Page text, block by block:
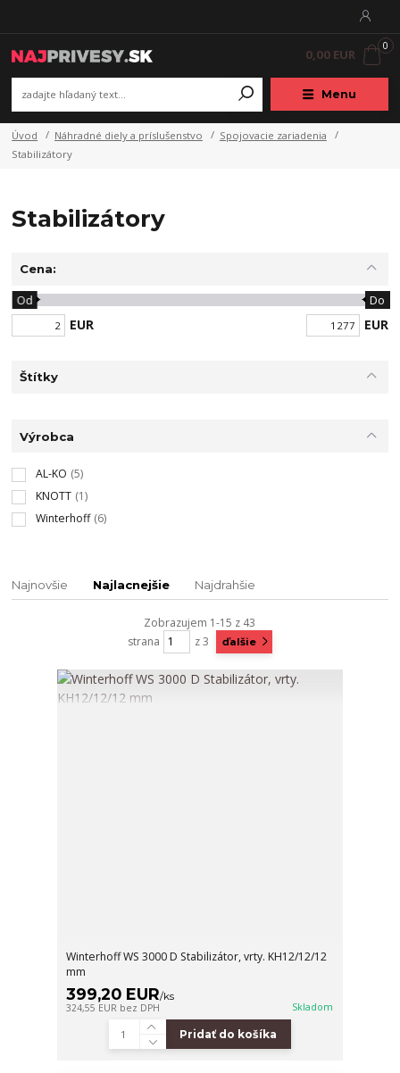
Menu
0
0,00 EUR
Úvod Náhradné diely a príslušenstvo
Spojovacie zariadenia
Stabilizátory
Stabilizátory
Cena:
EUR
Od Do
EUR
Štítky
Výrobca
AL-KO (5)
KNOTT (1)
Winterhoff (6)
Najnovšie Najlacnejšie Najdrahšie
Zobrazujem 1-15 z 43
strana
z 3 ďalšie
Winterhoff WS 3000 D Stabilizátor, vrty. KH12/12/12
mm
399,20 EUR/ks
324,55 EUR bez DPH Skladom
Pridať do košíka